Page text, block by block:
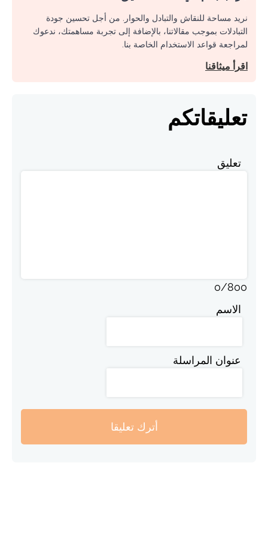
نريد مساحة للنقاش والتبادل والحوار. من أجل تحسين جودة
التبادلات بموجب مقالاتنا، بالإضافة إلى تجربة مساهمتك، ندعوك
لمراجعة قواعد الاستخدام الخاصة بنا.
اقرأ ميثاقنا
تعليقاتكم
تعليق
0/800
الاسم
عنوان المراسلة
أترك تعليقا